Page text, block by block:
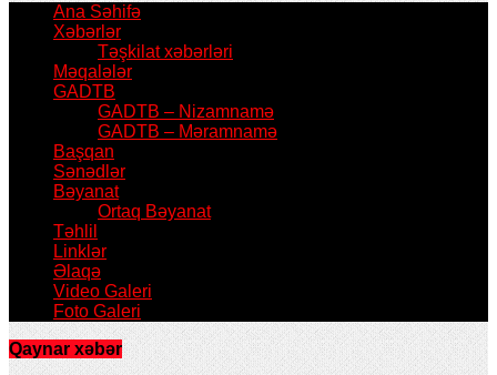
Ana Səhifə
Xəbərlər
Təşkilat xəbərləri
Məqalələr
GADTB
GADTB – Nizamnamə
GADTB – Məramnamə
Başqan
Sənədlər
Bəyanat
Ortaq Bəyanat
Təhlil
Linklər
Əlaqə
Video Galeri
Foto Galeri
Qaynar xəbər